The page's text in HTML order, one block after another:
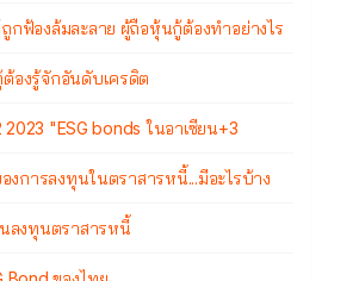
กฟ้องล้มละลาย ผู้ถือหุ้นกู้ต้องทำอย่างไร
องรู้จักอันดับเครดิต
2023 "ESG bonds ในอาเซียน+3
งการลงทุนในตราสารหนี้...มีอะไรบ้าง
ลงทุนตราสารหนี้